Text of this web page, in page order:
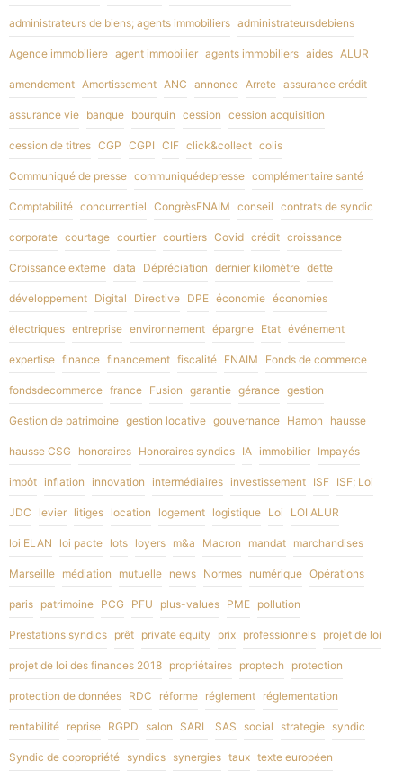
administrateurs de biens; agents immobiliers administrateursdebiens
Agence immobiliere agent immobilier agents immobiliers aides ALUR
amendement Amortissement ANC annonce Arrete assurance crédit
assurance vie banque bourquin cession cession acquisition
cession de titres CGP CGPI CIF click&collect colis
Communiqué de presse communiquédepresse complémentaire santé
Comptabilité concurrentiel CongrèsFNAIM conseil contrats de syndic
corporate courtage courtier courtiers Covid crédit croissance
Croissance externe data Dépréciation dernier kilomètre dette
développement Digital Directive DPE économie économies
électriques entreprise environnement épargne Etat événement
expertise finance financement fiscalité FNAIM Fonds de commerce
fondsdecommerce france Fusion garantie gérance gestion
Gestion de patrimoine gestion locative gouvernance Hamon hausse
hausse CSG honoraires Honoraires syndics IA immobilier Impayés
impôt inflation innovation intermédiaires investissement ISF ISF; Loi
JDC levier litiges location logement logistique Loi LOI ALUR
loi ELAN loi pacte lots loyers m&a Macron mandat marchandises
Marseille médiation mutuelle news Normes numérique Opérations
paris patrimoine PCG PFU plus-values PME pollution
Prestations syndics prêt private equity prix professionnels projet de loi
projet de loi des finances 2018 propriétaires proptech protection
protection de données RDC réforme réglement réglementation
rentabilité reprise RGPD salon SARL SAS social strategie syndic
Syndic de copropriété syndics synergies taux texte européen